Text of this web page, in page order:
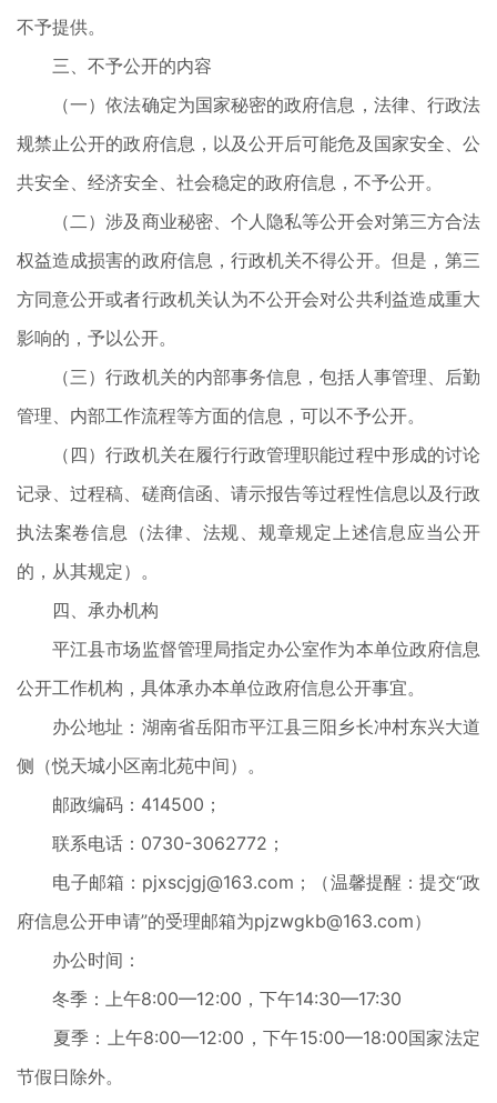
不予提供。
三、不予公开的内容
（一）依法确定为国家秘密的政府信息，法律、行政法
规禁止公开的政府信息，以及公开后可能危及国家安全、公
共安全、经济安全、社会稳定的政府信息，不予公开。
（二）涉及商业秘密、个人隐私等公开会对第三方合法
权益造成损害的政府信息，行政机关不得公开。但是，第三
方同意公开或者行政机关认为不公开会对公共利益造成重大
影响的，予以公开。
（三）行政机关的内部事务信息，包括人事管理、后勤
管理、内部工作流程等方面的信息，可以不予公开。
（四）行政机关在履行行政管理职能过程中形成的讨论
记录、过程稿、磋商信函、请示报告等过程性信息以及行政
执法案卷信息（法律、法规、规章规定上述信息应当公开
的，从其规定）。
四、承办机构
平江县市场监督管理局指定办公室作为本单位政府信息
公开工作机构，具体承办本单位政府信息公开事宜。
办公地址：湖南省岳阳市平江县三阳乡长冲村东兴大道
侧（悦天城小区南北苑中间）。
邮政编码：414500；
联系电话：0730-3062772；
电子邮箱：pjxscjgj@163.com；（温馨提醒：提交“政
府信息公开申请”的受理邮箱为pjzwgkb@163.com）
办公时间：
冬季：上午8:00—12:00，下午14:30—17:30
夏季：上午8:00—12:00，下午15:00—18:00国家法定
节假日除外。